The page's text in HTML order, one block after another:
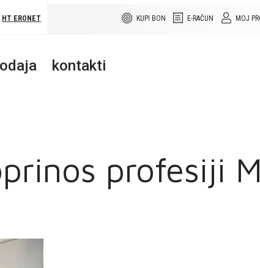
MOJ
E-RAČUN
KUPI BON
HT ERONET
kontakti
profesiji